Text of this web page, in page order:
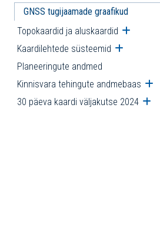
GNSS tugijaamade graafikud
Topokaardid ja aluskaardid Ava
Kaardilehtede süsteemid Ava
Planeeringute andmed
Kinnisvara tehingute andmebaas
30 päeva kaardi väljakutse 2024